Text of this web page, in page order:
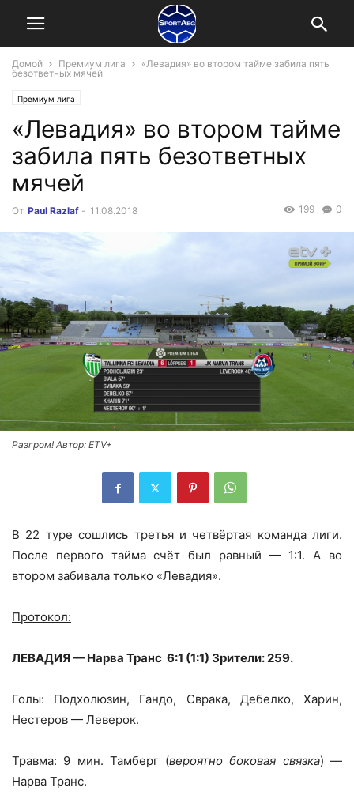
Домой Премиум лига
«Левадия» во втором тайме забила пять
безответных мячей
Премиум лига
«Левадия» во втором тайме
забила пять безответных
мячей
От Paul Razlaf - 11.08.2018 0
199
Разгром! Автор: ETV+
В 22 туре сошлись третья и четвёртая команда лиги.
После первого тайма счёт был равный — 1:1. А во
втором забивала только «Левадия».
Протокол:
ЛЕВАДИЯ — Нарва Транс 6:1 (1:1) Зрители: 259.
Голы: Подхолюзин, Гандо, Сврака, Дебелко, Харин,
Нестеров — Леверок.
Травма: 9 мин. Тамберг (вероятно боковая связка) —
Нарва Транс.